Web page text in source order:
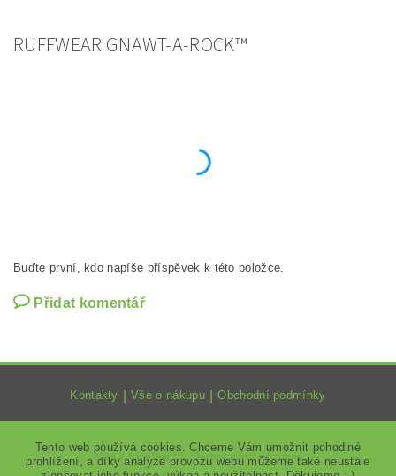
RUFFWEAR GNAWT-A-ROCK™
Buďte první, kdo napíše příspěvek k této položce.
Přidat komentář
Kontakty Vše o nákupu Obchodní podmínky
2026 © Rock Dog CZ , všechna práva vyhrazena
Tento web používá cookies. Chceme Vám umožnit pohodlné
prohlížení, a díky analýze provozu webu můžeme také neustále